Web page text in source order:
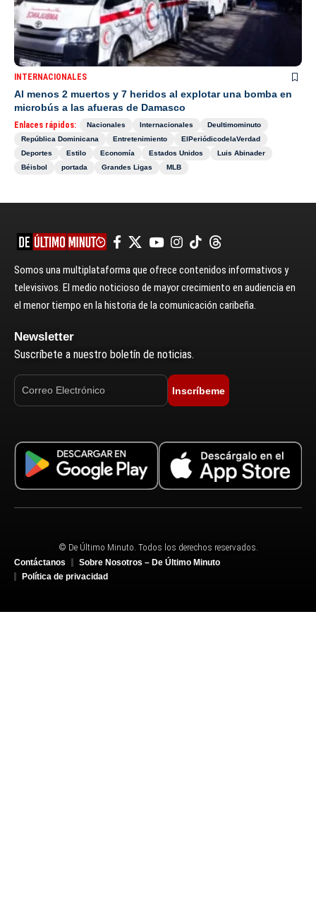
INTERNACIONALES
Al menos 2 muertos y 7 heridos al explotar una bomba en
microbús a las afueras de Damasco
Enlaces rápidos: Nacionales Internacionales
Deultimominuto
República Dominicana
Entretenimiento
ElPeriódicodelaVerdad
Deportes
Estilo Economía Estados Unidos
Luis Abinader
Béisbol
portada Grandes Ligas MLB
Somos una multiplataforma que ofrece contenidos informativos y
televisivos. El medio noticioso de mayor crecimiento en audiencia en
el menor tiempo en la historia de la comunicación caribeña.
Newsletter
Suscríbete a nuestro boletín de noticias.
Inscríbeme
© De Último Minuto. Todos los derechos reservados.
Contáctanos
Sobre Nosotros – De Último Minuto
Política de privacidad